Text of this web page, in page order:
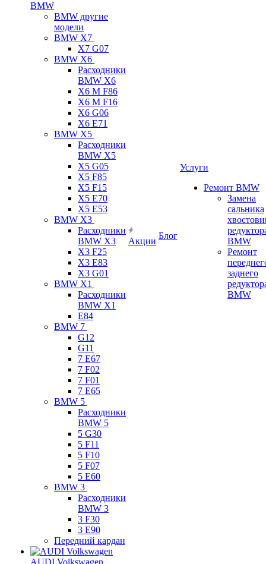
BMW
BMW другие
модели
BMW X7
X7 G07
BMW X6
Расходники
BMW X6
X6 M F86
X6 M F16
X6 G06
X6 E71
BMW X5
Расходники
BMW X5
X5 G05
X5 F85
X5 F15
X5 E70
X5 E53
BMW X3
Расходники
BMW X3
X3 F25
X3 E83
X3 G01
BMW X1
Расходники
BMW X1
E84
BMW 7
G12
G11
7 Е67
7 F02
7 F01
7 E65
BMW 5
Расходники
BMW 5
5 G30
5 F11
5 F10
5 F07
5 E60
BMW 3
Расходники
BMW 3
3 F30
3 E90
Передний кардан
AUDI Volkswagen
Акции
Блог
Услуги
Ремонт BMW
Замена
сальника
BMW
Ремонт
заднего
BMW